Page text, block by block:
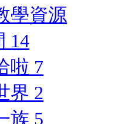
學資源
14
啦 7
界 2
族 5